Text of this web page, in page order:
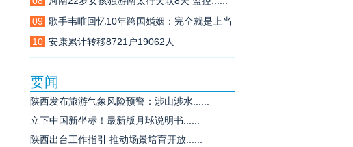
09 歌手韦唯回忆10年跨国婚姻：完全就是上当
10 安康累计转移8721户19062人
要闻
陕西发布旅游气象风险预警：涉山涉水......
立下中国新坐标！最新版月球说明书......
陕西出台工作指引 推动场景培育开放......